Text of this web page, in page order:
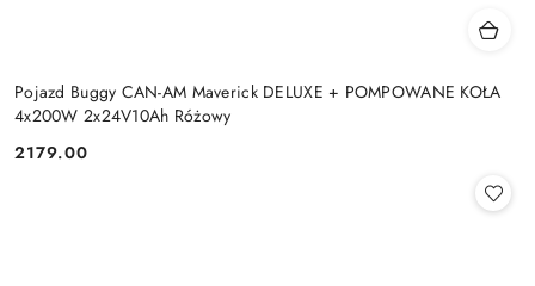
Pojazd Buggy CAN-AM Maverick DELUXE + POMPOWANE KOŁA
4x200W 2x24V10Ah Różowy
Cena:
2179.00